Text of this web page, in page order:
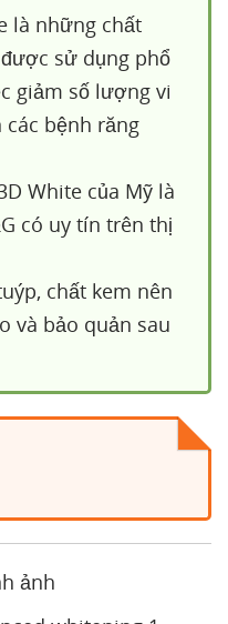
là những chất
sử dụng phổ
giảm số lượng vi
bệnh răng
White của Mỹ là
có uy tín trên thị
chất kem nên
và bảo quản sau
ảnh